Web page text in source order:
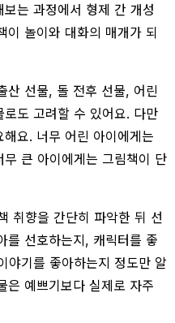
는 과정에서 형제 간 개성
이 놀이와 대화의 매개가 되
산 선물, 돌 전후 선물, 어린
도 고려할 수 있어요. 다만
요. 너무 어린 아이에게는
큰 아이에게는 그림책이 단
취향을 간단히 파악한 뒤 선
를 선호하는지, 캐릭터를 좋
야기를 좋아하는지 정도만 알
은 예쁘기보다 실제로 자주